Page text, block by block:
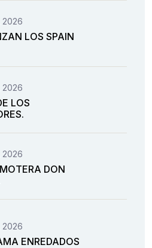
2026
LOS SPAIN
2026
LOS
2026
DON
2026
ENREDADOS